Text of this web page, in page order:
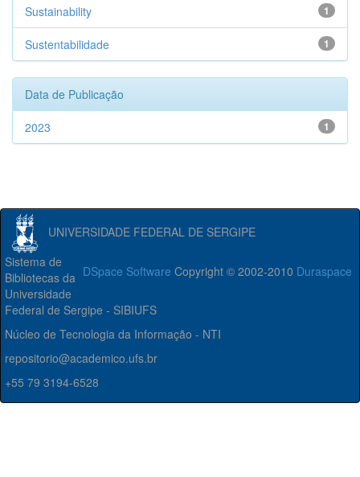
1
Sustainability
1
Sustentabilidade
Data de Publicação
1
2023
UNIVERSIDADE FEDERAL DE SERGIPE
DSpace Software Copyright © 2002-2010 Duraspace
Sistema de
Bibliotecas da
Universidade
Federal de Sergipe - SIBIUFS
Núcleo de Tecnologia da Informação - NTI
repositorio@academico.ufs.br
+55 79 3194-6528